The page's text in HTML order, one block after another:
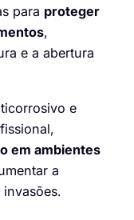
para proteger
,
e a abertura
e
em ambientes
a